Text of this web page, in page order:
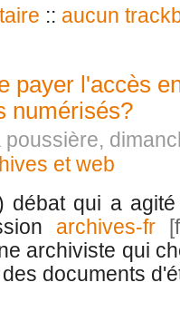
:: aucun
payer l'accès
numérisés?
poussière,
et web
débat qui a
archives-fr
archiviste qui
documents